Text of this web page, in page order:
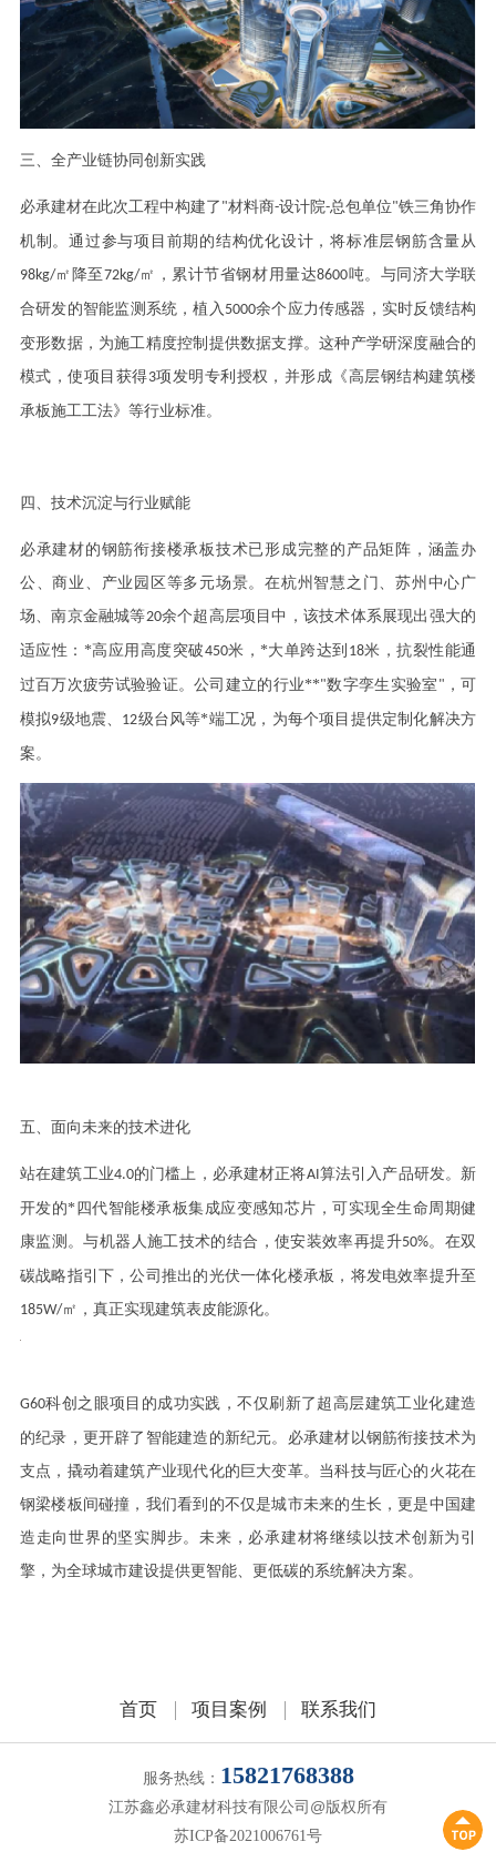
三、全产业链协同创新实践
必承建材在此次工程中构建了 "材料商-设计院-总包单位"铁三角协作
机制。通过参与项目前期的结构优化设计，将标准层钢筋含量从
98kg/㎡降至72kg/㎡，累计节省钢材用量达8600吨。与同济大学联
合研发的智能监测系统，植入 5000余个应力传感器，实时反馈结构
变形数据，为施工精度控制提供数据支撑。这种产学研深度融合的
模式，使项目获得3项发明专利授权，并形成《高层钢结构建筑楼
承板施工工法》等行业标准。
四、技术沉淀与行业赋能
必承建材的钢筋衔接楼承板技术已形成完整的产品矩阵，涵盖办
公、商业、产业园区等多元场景。在杭州智慧之门、苏州中心广
场、南京金融城等20余个超高层项目中，该技术体系展现出强大的
适应性：*高应用高度突破450米，*大单跨达到 18米，抗裂性能通
过百万次疲劳试验验证。公司建立的行业**"数字孪生实验室 " ，可
模拟9级地震、 12级台风等*端工况，为每个项目提供定制化解决方
案。
五、面向未来的技术进化
站在建筑工业4.0的门槛上，必承建材正将AI 算法引入产品研发。新
开发的*四代智能楼承板集成应变感知芯片，可实现全生命周期健
康监测。与机器人施工技术的结合，使安装效率再提升50%。在双
碳战略指引下，公司推出的光伏一体化楼承板，将发电效率提升至
185W/㎡，真正实现建筑表皮能源化。
G60科创之眼项目的成功实践，不仅刷新了超高层建筑工业化建造
的纪录，更开辟了智能建造的新纪元。必承建材以钢筋衔接技术为
支点，撬动着建筑产业现代化的巨大变革。当科技与匠心的火花在
钢梁楼板间碰撞，我们看到的不仅是城市未来的生长，更是中国建
造走向世界的坚实脚步。未来，必承建材将继续以技术创新为引
擎，为全球城市建设提供更智能、更低碳的系统解决方案。
首页 项目案例 联系我们
服务热线： 15821768388
江苏鑫必承建材科技有限公司@版权所有
苏ICP备2021006761号